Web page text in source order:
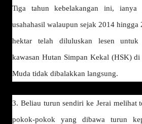
Tiga tahun kebelakangan ini, ianya
usahahasil walaupun sejak 2014 hingga
hektar telah diluluskan lesen
kawasan Hutan Simpan Kekal (HSK)
Muda tidak dibalakkan langsung.
3. Beliau turun sendiri ke Jerai melihat
pokok-pokok yang dibawa turun